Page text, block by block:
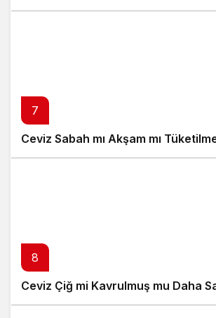
7
Ceviz Sabah mı Akşam mı
8
Ceviz Çiğ mi Kavrulmuş mu Daha